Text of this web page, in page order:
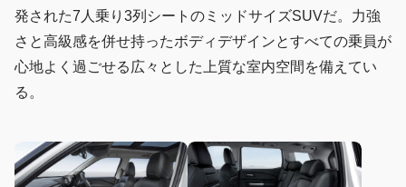
発された7人乗り3列シートのミッドサイズSUVだ。力強
さと高級感を併せ持ったボディデザインとすべての乗員が
心地よく過ごせる広々とした上質な室内空間を備えてい
る。